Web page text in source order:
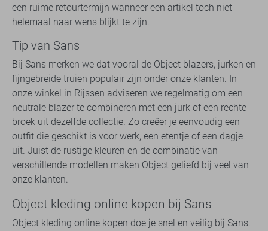
een ruime retourtermijn wanneer een artikel toch niet
helemaal naar wens blijkt te zijn.
Tip van Sans
Bij Sans merken we dat vooral de Object blazers, jurken en
fijngebreide truien populair zijn onder onze klanten. In
onze winkel in Rijssen adviseren we regelmatig om een
neutrale blazer te combineren met een jurk of een rechte
broek uit dezelfde collectie. Zo creëer je eenvoudig een
outfit die geschikt is voor werk, een etentje of een dagje
uit. Juist de rustige kleuren en de combinatie van
verschillende modellen maken Object geliefd bij veel van
onze klanten.
Object kleding online kopen bij Sans
Object kleding online kopen doe je snel en veilig bij Sans.